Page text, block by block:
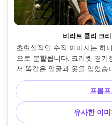
비라트 콜리 크
초현실적인 수직 이미지는 하
으로 분할됩니다. 크리켓 경기
서 똑같은 얼굴과 옷을 입었습
밝은 경기장 조명, 백그라운
볼 수 있습니다. 복장: 뒤에 18
바지, 운동화, 피부에 가벼운
영: 측면에서 동적인 중간 촬
약간 아래로, 집중된 표정, 몸
프롬
유사한 이